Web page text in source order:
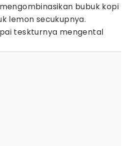
bubuk kopi
lemon secukupnya.
teskturnya mengental